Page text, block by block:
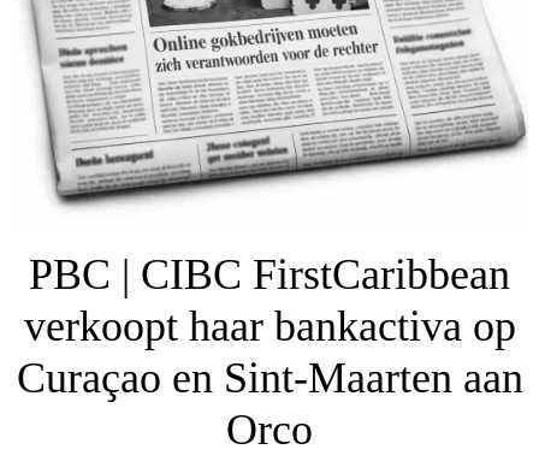
PBC | CIBC FirstCaribbean
verkoopt haar bankactiva op
Curaçao en Sint-Maarten aan
Orco